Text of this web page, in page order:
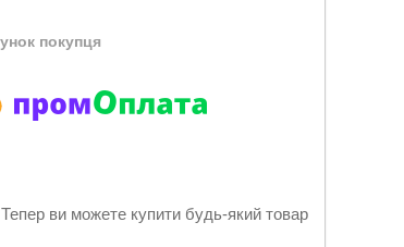
покупця
Тепер ви можете купити будь-який товар